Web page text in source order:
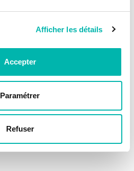
Afficher les détails
Accepter
Paramétrer
Refuser